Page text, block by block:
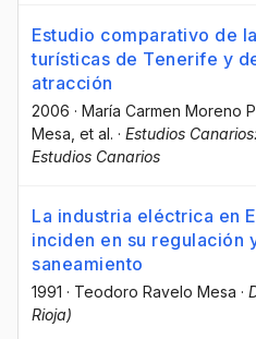
Estudio comparativo de
turísticas de Tenerife y
atracción
2006 · María Carmen Moreno
Mesa , et al. · Estudios
Estudios Canarios
La industria eléctrica en
inciden en su regulación
saneamiento
1991 · Teodoro Ravelo Mesa ·
Rioja)